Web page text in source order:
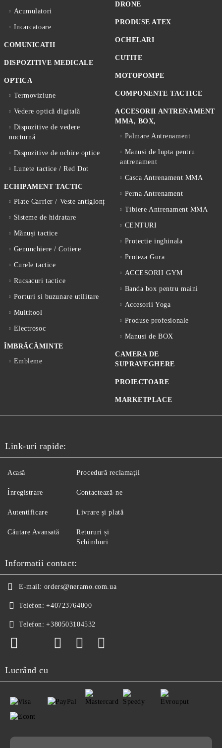
Acumulatori
Incarcatoare
COMUNICATII
DISPOZITIVE MEDICALE
OPTICA
Termoviziune
Vedere optică digitală
Dispozitive de vedere
nocturnă
Dispozitive de ochire optice
Lunete tactice / Red Dot
ECHIPAMENT TACTIC
Plate Carrier / Veste antiglonț
Sisteme de hidratare
Mănuși tactice
Genunchiere / Cotiere
Curele tactice
Rucsacuri tactice
Porturi si buzunare utilitare
Multitool
Electrosoc
ÎMBRĂCĂMINTE
Embleme
DRONE
PRODUSE ATEX
OCHELARI
CUTITE
MOTOPOMPE
COMPONENTE TACTICE
ACCESORII ANTRENAMENT
MMA, BOX,
Palmare Antrenament
Manusi de lupta pentru
antrenament
Casca Antrenament MMA
Perna Antrenament
Tibiere Antrenament MMA
CENTURI
Protectie inghinala
Proteza Gura
ACCESORII GYM
Banda box pentru maini
Accesorii Yoga
Produse profesionale
Manusi de BOX
CAMERA DE
SUPRAVEGHERE
PROIECTOARE
MARKETPLACE
Link-uri rapide:
Acasă
Înregistrare
Autentificare
Căutare Avansată
Procedură reclamaţii
Contactează-ne
Livrare și plată
Retururi și
Schimburi
Informatii contact:
E-mail: orders@neramo.com.ua
Telefon: +40723764000
Telefon: +380503104532
Lucrând cu